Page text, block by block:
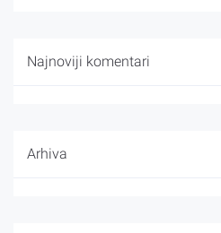
Najnoviji komentari
Arhiva